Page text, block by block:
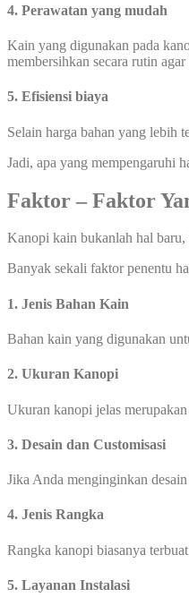
4. Perawatan yang mudah
Kain yang digunakan pada
membersihkan secara rutin
5. Efisiensi biaya
Selain harga bahan yang lebih
Jadi, apa yang mempengaruhi
Faktor – Faktor
Kanopi kain bukanlah hal baru,
Banyak sekali faktor penentu
1. Jenis Bahan Kain
Bahan kain yang digunakan
2. Ukuran Kanopi
Ukuran kanopi jelas
3. Desain dan Customisasi
Jika Anda menginginkan
4. Jenis Rangka
Rangka kanopi biasanya
5. Layanan Instalasi